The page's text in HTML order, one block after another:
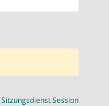
SitzungsdienstSession(Wird in